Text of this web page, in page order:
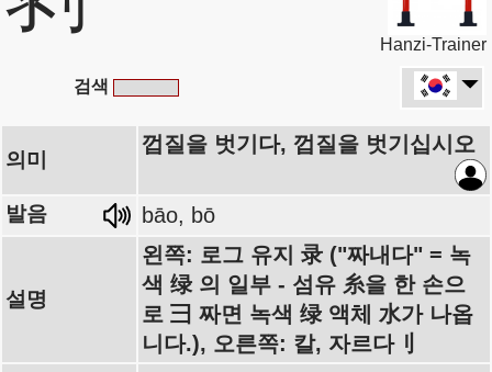
Hanzi-Trainer
검색
의미
껍질을 벗기다, 껍질을 벗기십시오
발음 bāo, bō
설명
왼쪽: 로그 유지 录 ("짜내다" = 녹
색 绿 의 일부 - 섬유 糸을 한 손으
로 彐 짜면 녹색 绿 액체 水가 나옵
니다.), 오른쪽: 칼, 자르다刂